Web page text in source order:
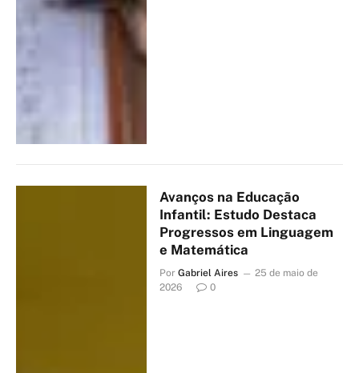
Avanços na Educação
Infantil: Estudo Destaca
Progressos em Linguagem
e Matemática
Por Gabriel Aires
25 de maio de
2026
0